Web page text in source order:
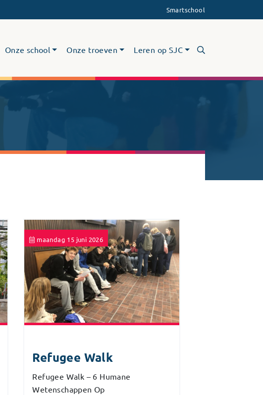
Smartschool
Onze school Onze troeven Leren op SJC
maandag 15 juni 2026
Refugee Walk
Refugee Walk – 6 Humane
Wetenschappen Op